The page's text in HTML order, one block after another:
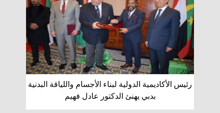
رئيس الأكاديمية الدولية لبناء الأجسام واللياقة البدنية
بدبي يهنئ الدكتور عادل فهيم